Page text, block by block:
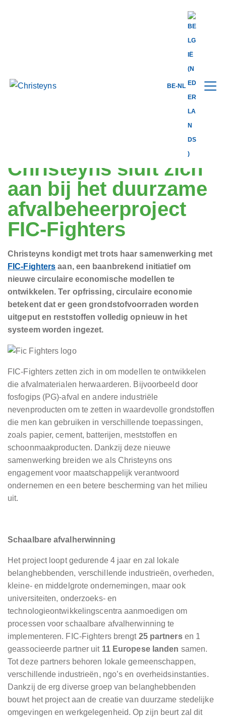
BE-NL
Christeyns sluit zich
aan bij het duurzame
afvalbeheerproject
FIC-Fighters
Christeyns kondigt met trots haar samenwerking met
FIC-Fighters aan, een baanbrekend initiatief om
nieuwe circulaire economische modellen te
ontwikkelen. Ter opfrissing, circulaire economie
betekent dat er geen grondstofvoorraden worden
uitgeput en reststoffen volledig opnieuw in het
systeem worden ingezet.
FIC-Fighters zetten zich in om modellen te ontwikkelen
die afvalmaterialen herwaarderen. Bijvoorbeeld door
fosfogips (PG)-afval en andere industriële
nevenproducten om te zetten in waardevolle grondstoffen
die men kan gebruiken in verschillende toepassingen,
zoals papier, cement, batterijen, meststoffen en
schoonmaakproducten. Dankzij deze nieuwe
samenwerking breiden we als Christeyns ons
engagement voor maatschappelijk verantwoord
ondernemen en een betere bescherming van het milieu
uit.
Schaalbare afvalherwinning
Het project loopt gedurende 4 jaar en zal lokale
belanghebbenden, verschillende industrieën, overheden,
kleine- en middelgrote ondernemingen, maar ook
universiteiten, onderzoeks- en
technologieontwikkelingscentra aanmoedigen om
processen voor schaalbare afvalherwinning te
implementeren. FIC-Fighters brengt 25 partnersen 1
geassocieerde partner uit 11 Europese landen samen.
Tot deze partners behoren lokale gemeenschappen,
verschillende industrieën, ngo’s en overheidsinstanties.
Dankzij de erg diverse groep van belanghebbenden
bouwt het project aan de creatie van duurzame stedelijke
omgevingen en werkgelegenheid. Op zijn beurt zal dit